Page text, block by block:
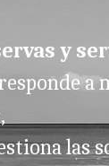
y
a
las